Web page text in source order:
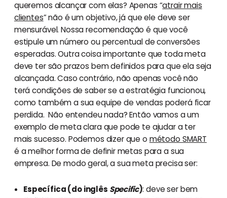
queremos alcançar com elas? Apenas “atrair mais
clientes” não é um objetivo, já que ele deve ser
mensurável. Nossa recomendação é que você
estipule um número ou percentual de conversões
esperadas. Outra coisa importante que toda meta
deve ter são prazos bem definidos para que ela seja
alcançada. Caso contrário, não apenas você não
terá condições de saber se a estratégia funcionou,
como também a sua equipe de vendas poderá ficar
perdida. Não entendeu nada? Então vamos a um
exemplo de meta clara que pode te ajudar a ter
mais sucesso. Podemos dizer que o método SMART
é a melhor forma de definir metas para a sua
empresa. De modo geral, a sua meta precisa ser:
Específica (do inglês Specific): deve ser bem